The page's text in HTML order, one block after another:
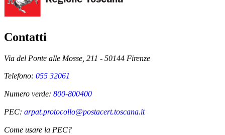
Contatti
Via del Ponte alle Mosse, 211 - 50144 Firenze
Telefono: 055 32061
Numero verde: 800-800400
PEC: arpat.protocollo@postacert.toscana.it
Come usare la PEC?